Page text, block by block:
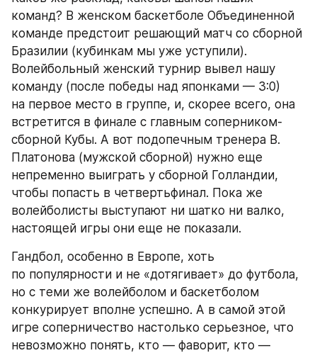
команд? В женском баскетболе Объединенной
команде предстоит решающий матч со сборной
Бразилии (кубинкам мы уже уступили).
Волейбольный женский турнир вывел нашу
команду (после победы над японками — 3:0)
на первое место в группе, и, скорее всего, она
встретится в финале с главным соперником-
сборной Кубы. А вот подопечным тренера В.
Платонова (мужской сборной) нужно еще
непременно выиграть у сборной Голландии,
чтобы попасть в четвертьфинал. Пока же
волейболисты выступают ни шатко ни валко,
настоящей игры они еще не показали.
Гандбол, особенно в Европе, хоть
по популярности и не «дотягивает» до футбола,
но с теми же волейболом и баскетболом
конкурирует вполне успешно. А в самой этой
игре соперничество настолько серьезное, что
невозможно понять, кто — фаворит, кто —